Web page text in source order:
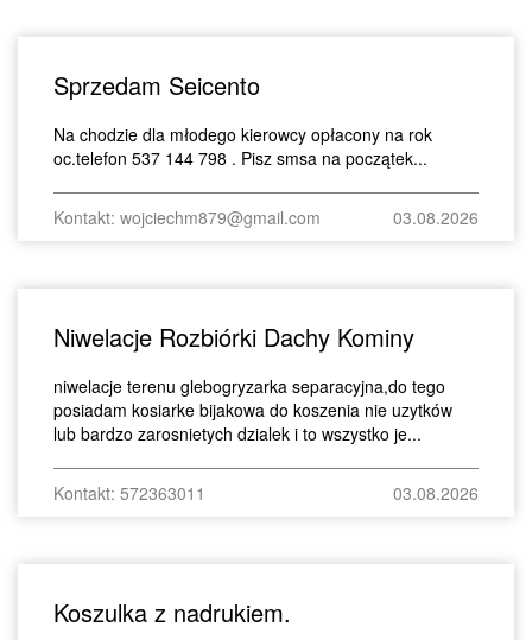
Sprzedam Seicento
Na chodzie dla młodego kierowcy opłacony na rok
oc.telefon 537 144 798 . Pisz smsa na początek...
Kontakt: wojciechm879@gmail.com 03.08.2026
Niwelacje Rozbiórki Dachy Kominy
niwelacje terenu glebogryzarka separacyjna,do tego
posiadam kosiarke bijakowa do koszenia nie uzytków
lub bardzo zarosnietych dzialek i to wszystko je...
Kontakt: 572363011 03.08.2026
Koszulka z nadrukiem.